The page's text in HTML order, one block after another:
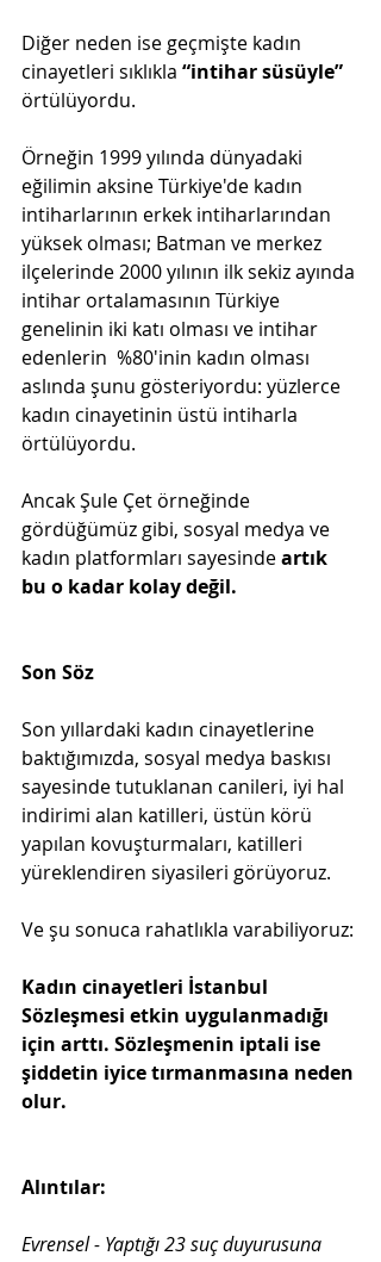
Diğer neden ise geçmişte kadın
cinayetleri sıklıkla “intihar süsüyle”
örtülüyordu.
Örneğin 1999 yılında dünyadaki
eğilimin aksine Türkiye'de kadın
intiharlarının erkek intiharlarından
yüksek olması; Batman ve merkez
ilçelerinde 2000 yılının ilk sekiz ayında
intihar ortalamasının Türkiye
genelinin iki katı olması ve intihar
edenlerin  %80'inin kadın olması
aslında şunu gösteriyordu: yüzlerce
kadın cinayetinin üstü intiharla
örtülüyordu.
Ancak Şule Çet örneğinde
gördüğümüz gibi, sosyal medya ve
kadın platformları sayesinde artık
bu o kadar kolay değil.
Son Söz
Son yıllardaki kadın cinayetlerine
baktığımızda, sosyal medya baskısı
sayesinde tutuklanan canileri, iyi hal
indirimi alan katilleri, üstün körü
yapılan kovuşturmaları, katilleri
yüreklendiren siyasileri görüyoruz.
Ve şu sonuca rahatlıkla varabiliyoruz:
Kadın cinayetleri İstanbul
Sözleşmesi etkin uygulanmadığı
için arttı. Sözleşmenin iptali ise
şiddetin iyice tırmanmasına neden
olur.
Alıntılar:
Evrensel - Yaptığı 23 suç duyurusuna